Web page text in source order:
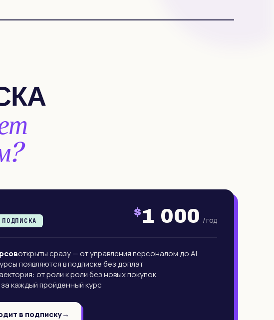
$1 000 / год
открыты сразу — от управления персоналом до AI
появляются в подписке без доплат
от роли к роли без новых покупок
каждый пройденный курс
в подписку→